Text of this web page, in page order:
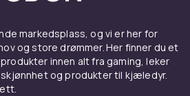
markedsplass, og vi er her for
og store drømmer. Her finner du et
innen alt fra gaming, leker
og produkter til kjæledyr.